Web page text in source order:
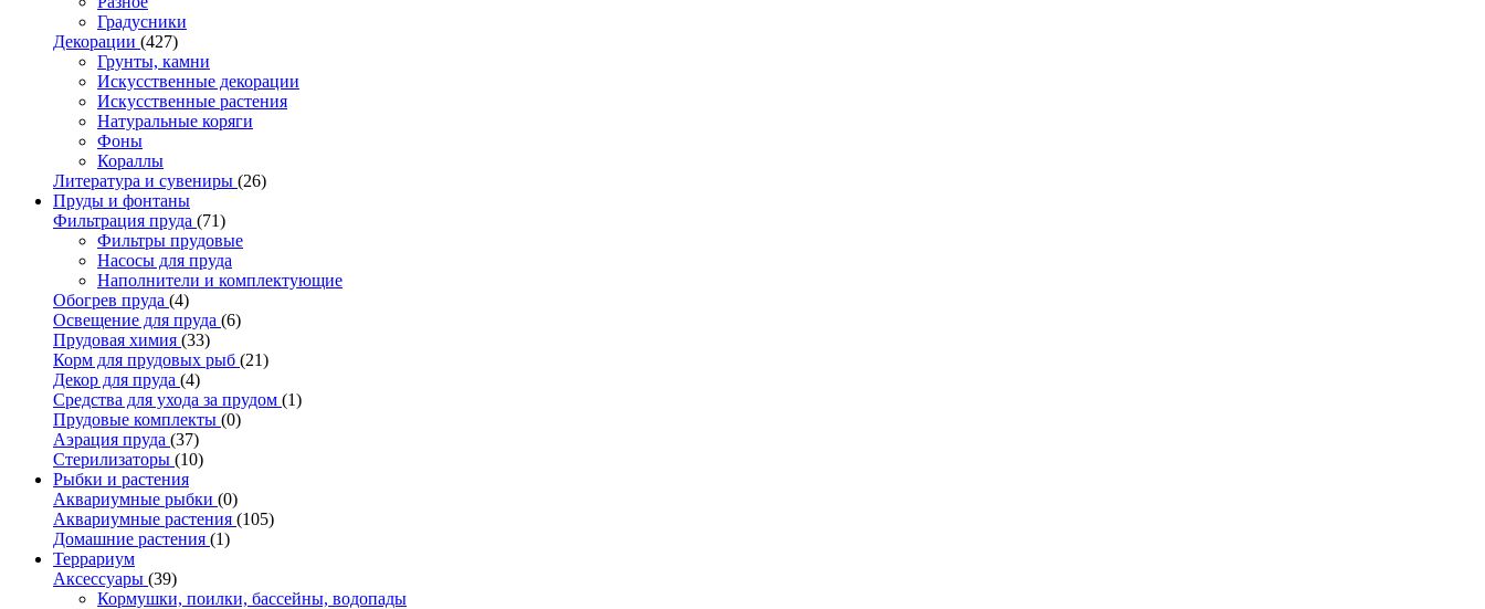
Градусники
Декорации (427)
Грунты, камни
Искусственные декорации
Искусственные растения
Натуральные коряги
Фоны
Кораллы
Литература и сувениры (26)
Пруды и фонтаны
Фильтрация пруда (71)
Фильтры прудовые
Насосы для пруда
Наполнители и комплектующие
Обогрев пруда (4)
Освещение для пруда (6)
Прудовая химия (33)
Корм для прудовых рыб (21)
Декор для пруда (4)
Средства для ухода за прудом (1)
Прудовые комплекты (0)
Аэрация пруда (37)
Стерилизаторы (10)
Рыбки и растения
Аквариумные рыбки (0)
Аквариумные растения (105)
Домашние растения (1)
Террариум
Аксессуары (39)
Кормушки, поилки, бассейны, водопады